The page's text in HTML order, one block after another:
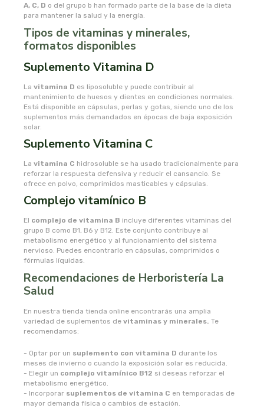
A, C, D o del grupo b han formado parte de la base de la dieta
para mantener la salud y la energía.
Tipos de vitaminas y minerales,
formatos disponibles
Suplemento Vitamina D
La vitamina D es liposoluble y puede contribuir al
mantenimiento de huesos y dientes en condiciones normales.
Está disponible en cápsulas, perlas y gotas, siendo uno de los
suplementos más demandados en épocas de baja exposición
solar.
Suplemento Vitamina C
La vitamina C hidrosoluble se ha usado tradicionalmente para
reforzar la respuesta defensiva y reducir el cansancio. Se
ofrece en polvo, comprimidos masticables y cápsulas.
Complejo vitamínico B
El complejo de vitamina B incluye diferentes vitaminas del
grupo B como B1, B6 y B12. Este conjunto contribuye al
metabolismo energético y al funcionamiento del sistema
nervioso. Puedes encontrarlo en cápsulas, comprimidos o
fórmulas líquidas.
Recomendaciones de Herboristería La
Salud
En nuestra tienda tienda online encontrarás una amplia
variedad de suplementos de vitaminas y minerales. Te
recomendamos:
- Optar por un suplemento con vitamina D durante los
meses de invierno o cuando la exposición solar es reducida.
- Elegir un complejo vitamínico B12 si deseas reforzar el
metabolismo energético.
- Incorporar suplementos de vitamina C en temporadas de
mayor demanda física o cambios de estación.
novadiet
nutergia
nutribiotica
nutrinat
nutrinat evolution
oma gertrude
ortis
paracelsia
pesasur
pharmadiet